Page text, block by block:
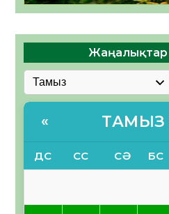
Жаңалықтар
« ТАМЫЗ
ДС СС СӘ БС